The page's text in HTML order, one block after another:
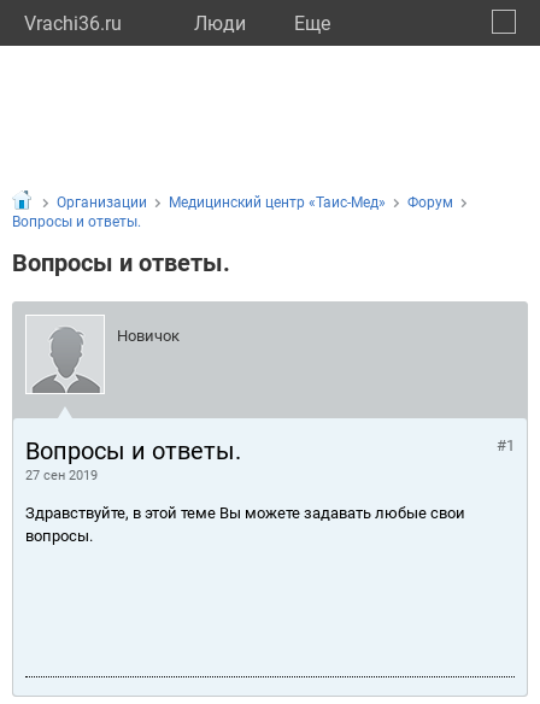
Vrachi36.ru Люди Eще
Организации Медицинский центр «Таис-Мед»
Форум
Вопросы и ответы.
Вопросы и ответы.
Новичок
Вопросы и ответы.
27 сен 2019
#1
Здравствуйте, в этой теме Вы можете задавать любые свои
вопросы.